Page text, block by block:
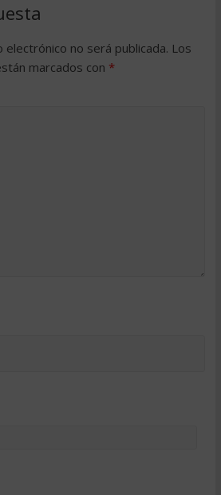
no será publicada. Los
marcados con *